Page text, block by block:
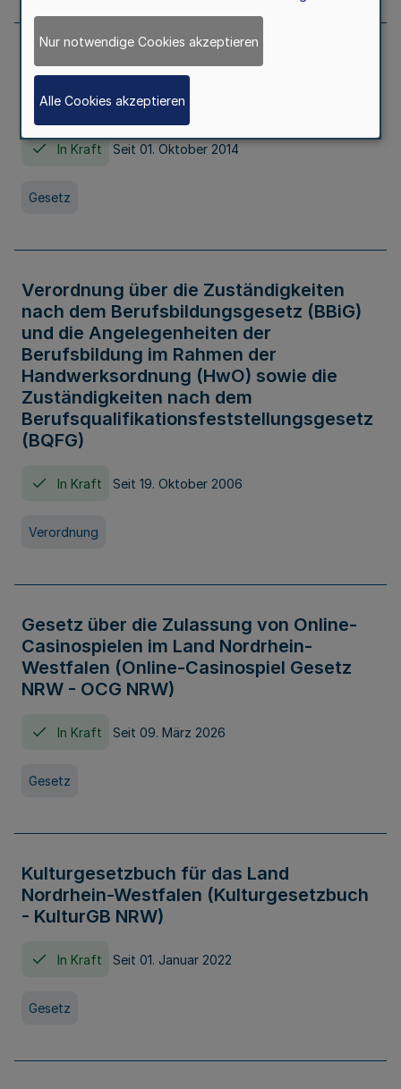
Gesetz über die Hochschulen des Landes
Nordrhein-Westfalen (Hochschulgesetz -
HG)
In Kraft Seit 01. Oktober 2014
Gesetz
Verordnung über die Zuständigkeiten
nach dem Berufsbildungsgesetz (BBiG)
und die Angelegenheiten der
Berufsbildung im Rahmen der
Handwerksordnung (HwO) sowie die
Zuständigkeiten nach dem
Berufsqualifikationsfeststellungsgesetz
(BQFG)
In Kraft Seit 19. Oktober 2006
Verordnung
Gesetz über die Zulassung von Online-
Casinospielen im Land Nordrhein-
Westfalen (Online-Casinospiel Gesetz
NRW - OCG NRW)
In Kraft Seit 09. März 2026
Gesetz
Kulturgesetzbuch für das Land
Nordrhein-Westfalen (Kulturgesetzbuch
- KulturGB NRW)
In Kraft Seit 01. Januar 2022
Gesetz
Nur notwendige Cookies akzeptieren
Alle Cookies akzeptieren